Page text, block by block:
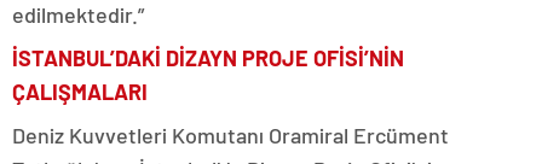
edilmektedir.”
İSTANBUL’DAKİ DİZAYN PROJE OFİSİ’NİN
ÇALIŞMALARI
Deniz Kuvvetleri Komutanı Oramiral Ercüment